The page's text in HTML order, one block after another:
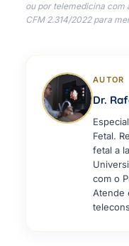
ou por telemedicina com
CFM 2.314/2022 para
AUTOR
Dr.
Fetal.
fetal a
com o
Atende